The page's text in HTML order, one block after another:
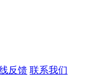
反馈 联系我们